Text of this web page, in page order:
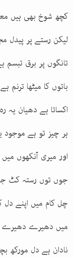
کچھ شوخ بھی ہیں
لیکن رستے پر
تانگوں پر برق تبسم
باتوں کا میٹھا ترنم ہے
اکساتا ہے دھیان
ہر چیز تو ہے موجود
اور میری آنکھوں
جوں توں رستہ کٹ
چل کام میں اپنے دل
میں دھیرے دھیرے
نادان ہے دل مورکھ